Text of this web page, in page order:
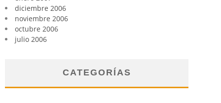
diciembre 2006
noviembre 2006
octubre 2006
julio 2006
CATEGORÍAS